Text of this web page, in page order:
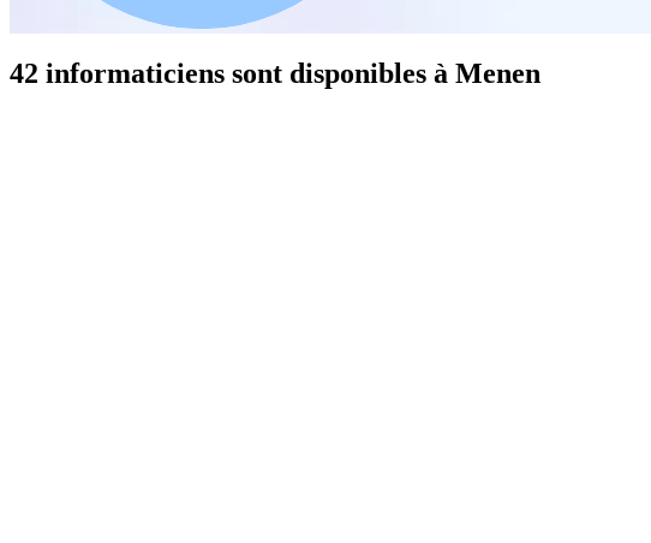
42 informaticiens sont disponibles à Menen